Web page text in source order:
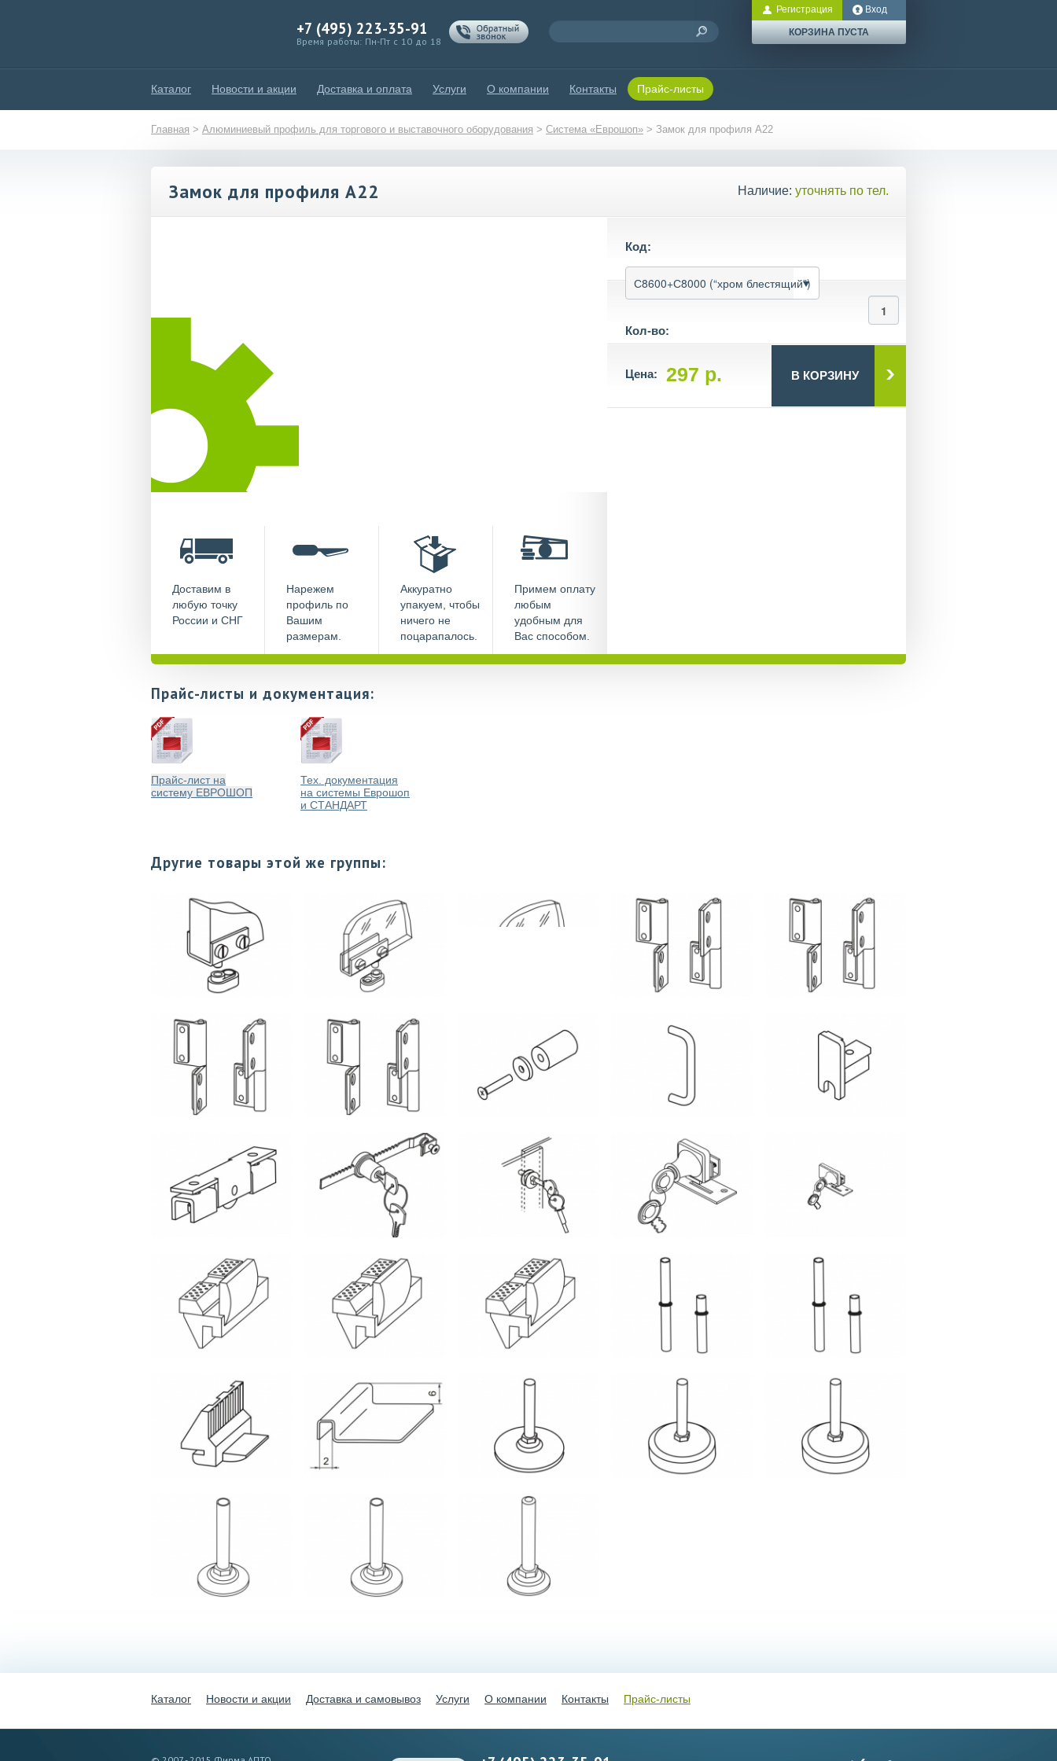
+7 (495) 223-35-91
Время работы: Пн-Пт с 10 до 18
Регистрация Вход
КОРЗИНА ПУСТА
Каталог Новости и акции Доставка и оплата Услуги О компании Контакты Прайс-листы
Главная > Алюминиевый профиль для торгового и выставочного оборудования > Система «Еврошоп» > Замок для профиля А22
Замок для профиля А22 Наличие: уточнять по тел.
Доставим в
любую точку
России и СНГ
Нарежем
профиль по
Вашим
размерам.
Аккуратно
упакуем, чтобы
ничего не
поцарапалось.
Примем оплату
любым
удобным для
Вас способом.
Код:
Кол-во:
Цена: 297 р. В КОРЗИНУ
Прайс-листы и документация:
Прайс-лист на
систему ЕВРОШОП
Тех. документация
на системы Еврошоп
и СТАНДАРТ
Другие товары этой же группы:
Каталог Новости и акции Доставка и самовывоз Услуги О компании Контакты Прайс-листы